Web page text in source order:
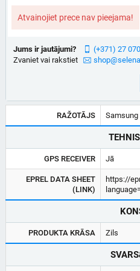
Atvainojiet prece nav pieejama!
Jums ir jautājumi?
Zvaniet vai rakstiet
(+371) 27
RAŽOTĀJS Samsung
GPS RECEIVER Jā
EPREL DATA SHEET
(LINK)
https://
PRODUKTA KRĀSA Zils